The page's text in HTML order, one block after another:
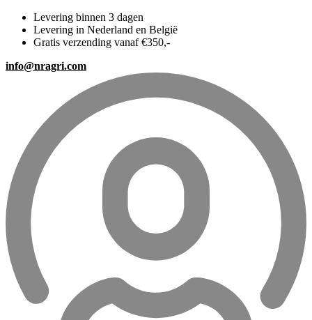
Levering binnen 3 dagen
Levering in Nederland en België
Gratis verzending vanaf €350,-
info@nragri.com